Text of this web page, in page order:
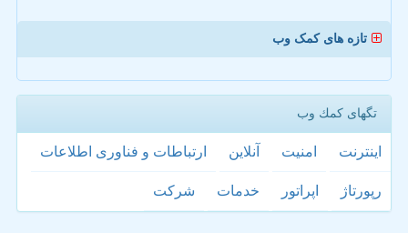
تازه های کمک وب
تگهای كمك وب
اینترنت امنیت آنلاین ارتباطات و فناوری اطلاعات
رپورتاژ اپراتور خدمات شركت